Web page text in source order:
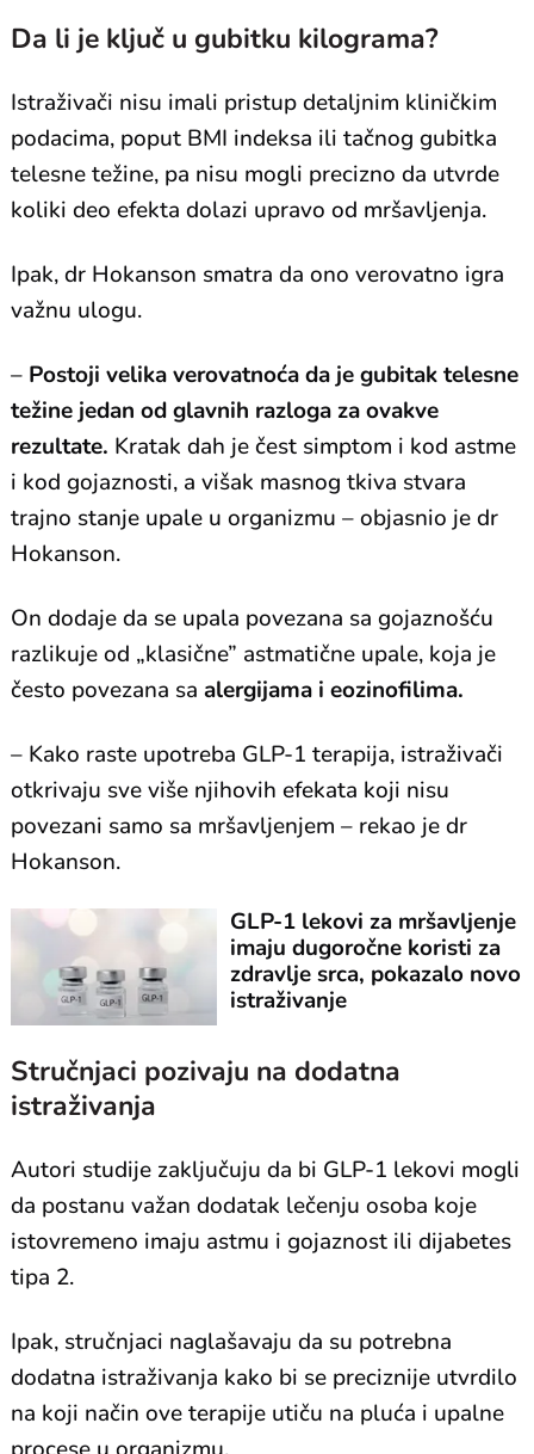
Da li je ključ u gubitku kilograma?
Istraživači nisu imali pristup detaljnim kliničkim
podacima, poput BMI indeksa ili tačnog gubitka
telesne težine, pa nisu mogli precizno da utvrde
koliki deo efekta dolazi upravo od mršavljenja.
Ipak, dr Hokanson smatra da ono verovatno igra
važnu ulogu.
– Postoji velika verovatnoća da je gubitak telesne
težine jedan od glavnih razloga za ovakve
rezultate. Kratak dah je čest simptom i kod astme
i kod gojaznosti, a višak masnog tkiva stvara
trajno stanje upale u organizmu – objasnio je dr
Hokanson.
On dodaje da se upala povezana sa gojaznošću
razlikuje od „klasične” astmatične upale, koja je
često povezana sa alergijama i eozinofilima.
– Kako raste upotreba GLP-1 terapija, istraživači
otkrivaju sve više njihovih efekata koji nisu
povezani samo sa mršavljenjem – rekao je dr
Hokanson.
GLP-1 lekovi za mršavljenje
imaju dugoročne koristi za
zdravlje srca, pokazalo novo
istraživanje
Stručnjaci pozivaju na dodatna
istraživanja
Autori studije zaključuju da bi GLP-1 lekovi mogli
da postanu važan dodatak lečenju osoba koje
istovremeno imaju astmu i gojaznost ili dijabetes
tipa 2.
Ipak, stručnjaci naglašavaju da su potrebna
dodatna istraživanja kako bi se preciznije utvrdilo
na koji način ove terapije utiču na pluća i upalne